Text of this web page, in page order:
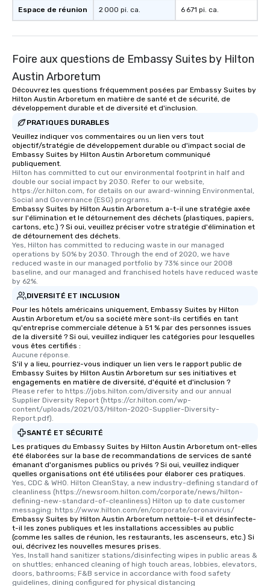
Espace de réunion 2 000 pi. ca. 6 671 pi. ca.
Foire aux questions de Embassy Suites by Hilton
Austin Arboretum
Découvrez les questions fréquemment posées par Embassy Suites by
Hilton Austin Arboretum en matière de santé et de sécurité, de
développement durable et de diversité et d'inclusion.
PRATIQUES DURABLES
Veuillez indiquer vos commentaires ou un lien vers tout
objectif/stratégie de développement durable ou d'impact social de
Embassy Suites by Hilton Austin Arboretum communiqué
publiquement.
Hilton has committed to cut our environmental footprint in half and
double our social impact by 2030. Refer to our website,
https://cr.hilton.com, for details on our award-winning Environmental,
Social and Governance (ESG) programs.
Embassy Suites by Hilton Austin Arboretum a-t-il une stratégie axée
sur l'élimination et le détournement des déchets (plastiques, papiers,
cartons, etc.) ? Si oui, veuillez préciser votre stratégie d'élimination et
de détournement des déchets.
Yes, Hilton has committed to reducing waste in our managed
operations by 50% by 2030. Through the end of 2020, we have
reduced waste in our managed portfolio by 73% since our 2008
baseline, and our managed and franchised hotels have reduced waste
by 62%.
DIVERSITÉ ET INCLUSION
Pour les hôtels américains uniquement, Embassy Suites by Hilton
Austin Arboretum et/ou sa société mère sont-ils certifiés en tant
qu'entreprise commerciale détenue à 51 % par des personnes issues
de la diversité ? Si oui, veuillez indiquer les catégories pour lesquelles
vous êtes certifiés :
Aucune réponse.
S'il y a lieu, pourriez-vous indiquer un lien vers le rapport public de
Embassy Suites by Hilton Austin Arboretum sur ses initiatives et
engagements en matière de diversité, d'équité et d'inclusion ?
Please refer to https://jobs.hilton.com/diversity and our annual
Supplier Diversity Report (https://cr.hilton.com/wp-
content/uploads/2021/03/Hilton-2020-Supplier-Diversity-
Report.pdf).
SANTÉ ET SÉCURITÉ
Les pratiques du Embassy Suites by Hilton Austin Arboretum ont-elles
été élaborées sur la base de recommandations de services de santé
émanant d'organismes publics ou privés ? Si oui, veuillez indiquer
quelles organisations ont été utilisées pour élaborer ces pratiques.
Yes, CDC & WHO. Hilton CleanStay, a new industry-defining standard of
cleanliness (https://newsroom.hilton.com/corporate/news/hilton-
defining-new-standard-of-cleanliness) Hilton up to date customer
messaging: https://www.hilton.com/en/corporate/coronavirus/
Embassy Suites by Hilton Austin Arboretum nettoie-t-il et désinfecte-
t-il les zones publiques et les installations accessibles au public
(comme les salles de réunion, les restaurants, les ascenseurs, etc.) Si
oui, décrivez les nouvelles mesures prises.
Yes, Install hand sanitizer stations/disinfecting wipes in public areas &
on shuttles; enhanced cleaning of high touch areas, lobbies, elevators,
doors, bathrooms; F&B service in accordance with food safety
guidelines, dining configured for physical distancing